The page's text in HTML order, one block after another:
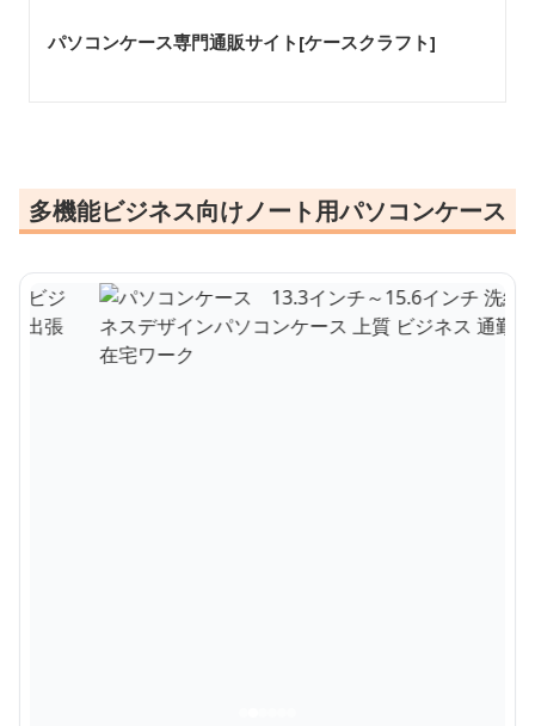
パソコンケース専門通販サイト[ケースクラフト]
多機能ビジネス向けノート用パソコンケース